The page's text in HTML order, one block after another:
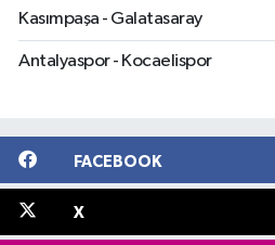
Kasımpaşa - Galatasaray
Antalyaspor - Kocaelispor
FACEBOOK
X